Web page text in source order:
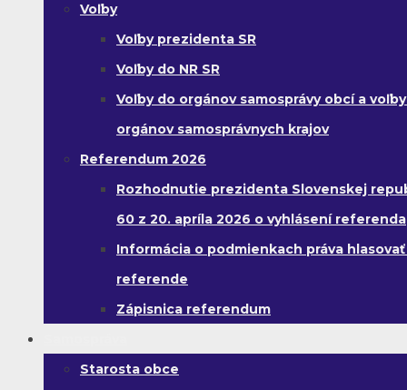
Voľby
Voľby prezidenta SR
Voľby do NR SR
Voľby do orgánov samosprávy obcí a
orgánov samosprávnych krajov
Referendum 2026
Rozhodnutie prezidenta Slovenskej
60 z 20. apríla 2026 o vyhlásení referenda
Informácia o podmienkach práva hlasovať
referende
Zápisnica referendum
Starosta obce